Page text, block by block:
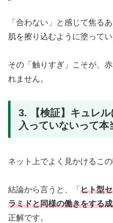
「合わない」と感じて焦る
肌を擦り込むように塗って
その「触りすぎ」こそが、
れません。
3. 【検証】キュレ
入っていないって本
ネット上でよく見かけるこの
結論から言うと、「 ヒト型
ラミドと同様の働きをする
正解です。